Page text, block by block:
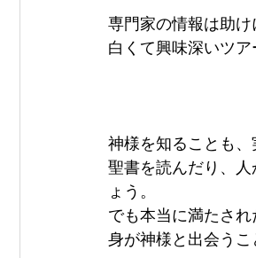
専門家の情報は助
白くて興味深いツア
神様を知ることも、
聖書を読んだり、
ょう。
でも本当に満たさ
身が神様と出会うこ